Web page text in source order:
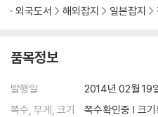
외국도서
해외잡지 일본잡지
품목정보
발행일
2014년 02월 19
쪽수, 무게, 크기
쪽수확인중 | 크기